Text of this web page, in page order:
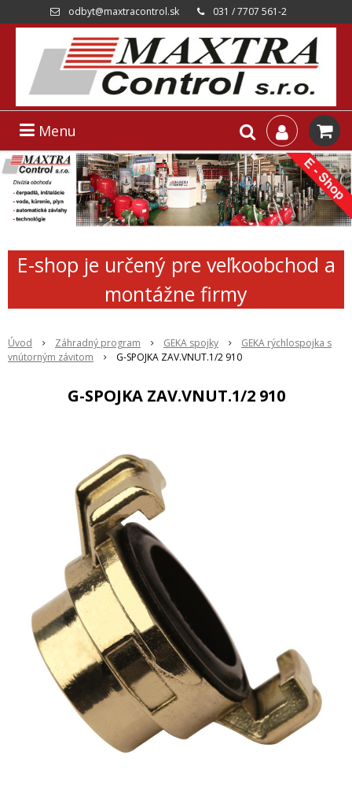
odbyt@maxtracontrol.sk 031 / 7707 561-2
Menu
E-shop je určený pre veľkoobchod a
montážne firmy
Úvod Záhradný program GEKA spojky
GEKA rýchlospojka s
vnútorným závitom
G-SPOJKA ZAV.VNUT.1/2 910
G-SPOJKA ZAV.VNUT.1/2 910